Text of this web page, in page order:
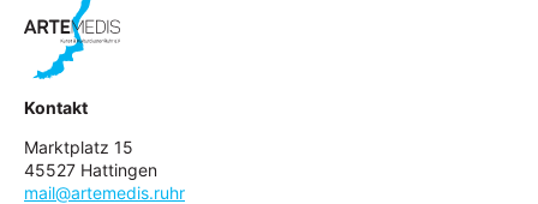
Kontakt
Marktplatz 15
45527 Hattingen
mail@artemedis.ruhr